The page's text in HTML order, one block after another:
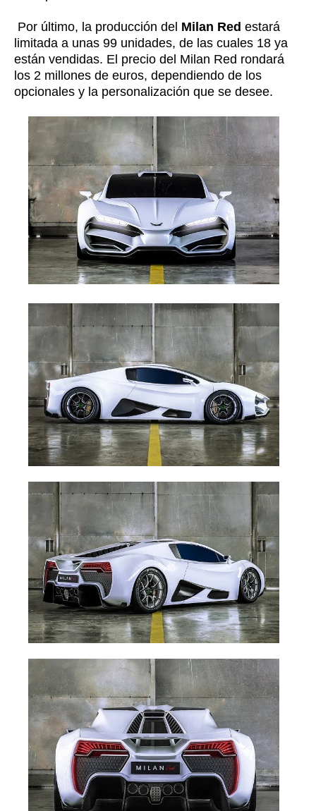
Por último, la producción del Milan Red estará
limitada a unas 99 unidades, de las cuales 18 ya
están vendidas. El precio del Milan Red rondará
los 2 millones de euros, dependiendo de los
opcionales y la personalización que se desee.